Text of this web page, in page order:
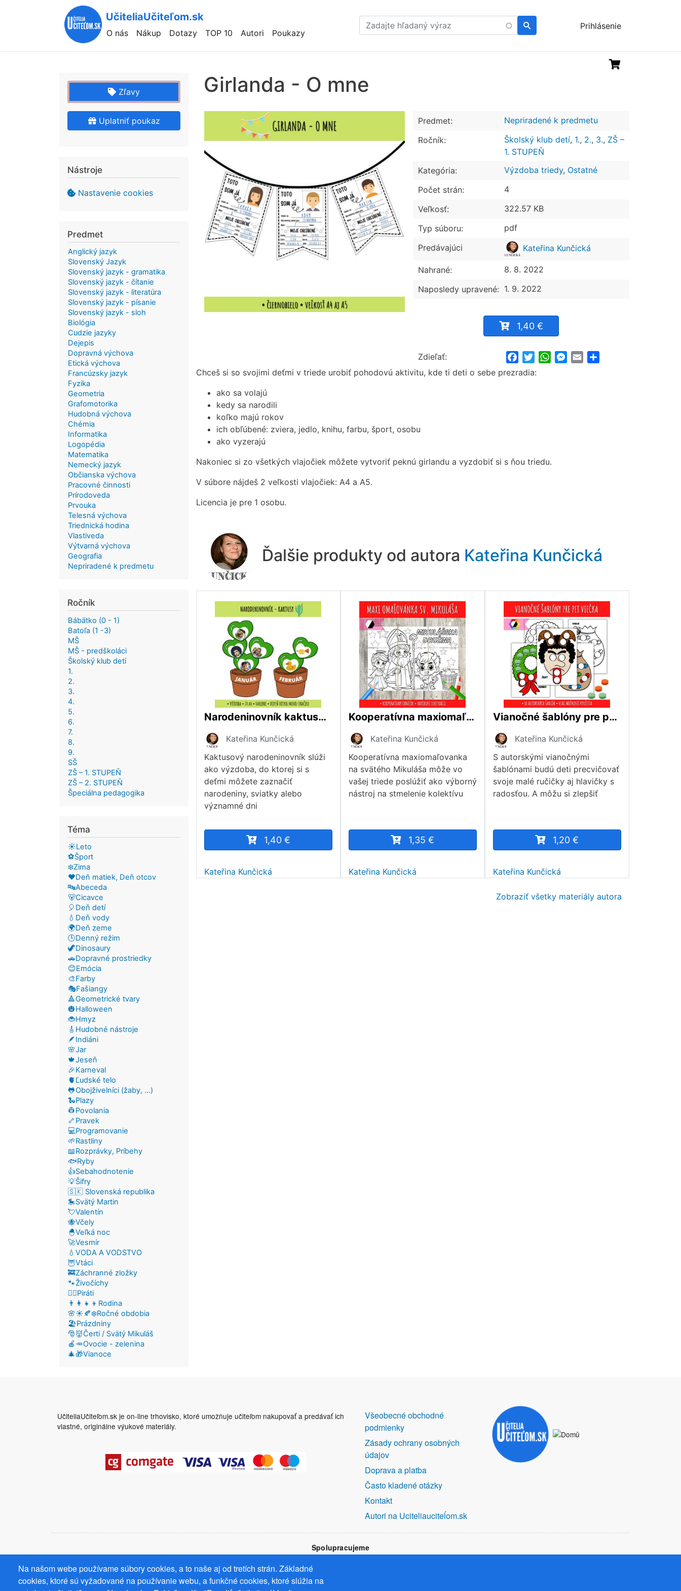
hlavný
UčiteliaUčiteľom.sk
Menu
Prihlásenie
Hlavní
navigace
O nás Nákup Dotazy TOP 10 Autori Poukazy
Girlanda - O mne
Predmet:
Nepriradené k predmetu
Ročník:
Školský klub detí, 1., 2., 3., ZŠ –
1. STUPEŇ
Kategória:
Výzdoba triedy, Ostatné
Počet strán:
4
Veľkosť:
322.57 KB
Typ súboru:
pdf
Predávajúci
Kateřina Kunčická
Nahrané:
8. 8. 2022
Naposledy upravené: 1. 9. 2022
1,40 €
Zdieľať: FacebookTwitterWhatsApp
Messenger
Email
Chceš si so svojimi deťmi v triede urobiť pohodovú aktivitu, kde ti deti o sebe prezradia:
ako sa volajú
kedy sa narodili
koľko majú rokov
ich obľúbené: zviera, jedlo, knihu, farbu, šport, osobu
ako vyzerajú
Nakoniec si zo všetkých vlajočiek môžete vytvoriť peknú girlandu a vyzdobiť si s ňou triedu.
V súbore nájdeš 2 veľkosti vlajočiek: A4 a A5.
Licencia je pre 1 osobu.
Ďalšie produkty od autora Kateřina Kunčická
Narodeninovník kaktusy - výzdoba
Kateřina Kunčická
Kaktusový narodeninovník slúži
ako výzdoba, do ktorej si s
deťmi môžete zaznačiť
narodeniny, sviatky alebo
významné dni
1,40 €
Kateřina Kunčická
Kooperatívna maxiomaľovanka – Mikuláš, čert a anjel
Kateřina Kunčická
Kooperatívna maxiomaľovanka
na svätého Mikuláša môže vo
vašej triede poslúžiť ako výborný
nástroj na stmelenie kolektívu
1,35 €
Kateřina Kunčická
Vianočné šablóny pre pet viečka
Kateřina Kunčická
S autorskými vianočnými
šablónami budú deti precvičovať
svoje malé ručičky aj hlavičky s
radosťou. A môžu si zlepšiť
1,20 €
Kateřina Kunčická
Zobraziť všetky materiály autora
Zľavy
Uplatniť poukaz
Nástroje
Nastavenie cookies
Predmet
Anglický jazyk
Slovenský Jazyk
Slovenský jazyk - gramatika
Slovenský jazyk - čítanie
Slovenský jazyk - literatúra
Slovenský jazyk - písanie
Slovenský jazyk - sloh
Biológia
Cudzie jazyky
Dejepis
Dopravná výchova
Etická výchova
Francúzsky jazyk
Fyzika
Geometria
Grafomotorika
Hudobná výchova
Chémia
Informatika
Logopédia
Matematika
Nemecký jazyk
Občianska výchova
Pracovné činnosti
Prírodoveda
Prvouka
Telesná výchova
Triednická hodina
Vlastiveda
Výtvarná výchova
Geografia
Nepriradené k predmetu
Ročník
Bábätko (0 - 1)
Batoľa (1 -3)
MŠ
MŠ - predškoláci
Školský klub detí
1.
2.
3.
4.
5.
6.
7.
8.
9.
SŠ
ZŠ – 1. STUPEŇ
ZŠ – 2. STUPEŇ
Špeciálna pedagogika
Téma
☀️Leto
⚽Šport
❄️Zima
❤️Deň matiek, Deň otcov
🔤Abeceda
🐻Cicavce
🎈Deň detí
💧Deň vody
🌍Deň zeme
🕒Denný režim
🦖Dinosaury
🚗Dopravné prostriedky
😊Emócia
🎨Farby
🎭Fašiangy
🔺Geometrické tvary
🎃Halloween
🐞Hmyz
🎸Hudobné nástroje
🪶Indiáni
🌸Jar
🍁Jeseň
🎉Karneval
🫀Ľudské telo
🐸Obojživelníci (žaby, ...)
🐍Plazy
👷Povolania
🦴Pravek
💻Programovanie
🌱Rastliny
📖Rozprávky, Príbehy
🐟Ryby
👍Sebahodnotenie
💡Šifry
🇸🇰 Slovenská republika
🎠Svätý Martin
💘Valentín
🐝Včely
🐣Veľká noc
🚀Vesmír
💧VODA A VODSTVO
🦉Vtáci
🚒Záchranné zložky
🐾Živočíchy
🏴‍☠️Piráti
👨‍👩‍👧‍👦Rodina
🌸☀️🍂❄️Ročné obdobia
🏖️Prázdniny
🎅👹Čerti / Svätý Mikuláš
🍎🥕Ovocie - zelenina
🎄🎁Vianoce
UčiteliaUčiteľom.sk je on-line trhovisko, ktoré umožňuje učiteľom nakupovať a predávať ich
vlastné, originálne výukové materiály.
Na našom webe používame súbory cookies, a to naše aj od tretích strán. Základné
cookies, ktoré sú vyžadované na používanie webu, a funkčné cookies, ktoré slúžia na
DALŠÍ
ODKAZY
Všeobecné obchodné
podmienky
Zásady ochrany osobných
údajov
Doprava a platba
Často kladené otázky
Kontakt
Autori na Uciteliauciteĺom.sk
Spolupracujeme